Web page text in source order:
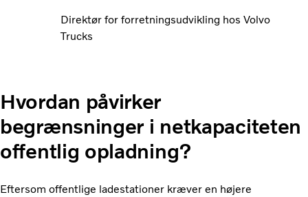
Direktør for forretningsudvikling hos Volvo
Trucks
Hvordan påvirker
begrænsninger i netkapaciteten
offentlig opladning?
Eftersom offentlige ladestationer kræver en højere